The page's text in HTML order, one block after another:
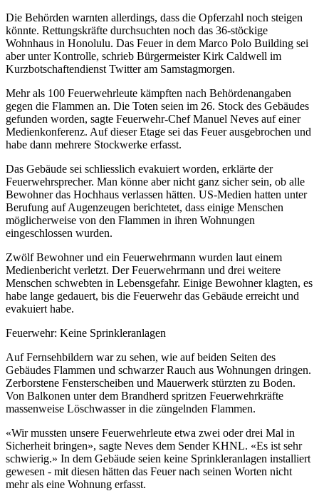
Die Behörden warnten allerdings, dass die Opferzahl noch steigen
könnte. Rettungskräfte durchsuchten noch das 36-stöckige
Wohnhaus in Honolulu. Das Feuer in dem Marco Polo Building sei
aber unter Kontrolle, schrieb Bürgermeister Kirk Caldwell im
Kurzbotschaftendienst Twitter am Samstagmorgen.
Mehr als 100 Feuerwehrleute kämpften nach Behördenangaben
gegen die Flammen an. Die Toten seien im 26. Stock des Gebäudes
gefunden worden, sagte Feuerwehr-Chef Manuel Neves auf einer
Medienkonferenz. Auf dieser Etage sei das Feuer ausgebrochen und
habe dann mehrere Stockwerke erfasst.
Das Gebäude sei schliesslich evakuiert worden, erklärte der
Feuerwehrsprecher. Man könne aber nicht ganz sicher sein, ob alle
Bewohner das Hochhaus verlassen hätten. US-Medien hatten unter
Berufung auf Augenzeugen berichtetet, dass einige Menschen
möglicherweise von den Flammen in ihren Wohnungen
eingeschlossen wurden.
Zwölf Bewohner und ein Feuerwehrmann wurden laut einem
Medienbericht verletzt. Der Feuerwehrmann und drei weitere
Menschen schwebten in Lebensgefahr. Einige Bewohner klagten, es
habe lange gedauert, bis die Feuerwehr das Gebäude erreicht und
evakuiert habe.
Feuerwehr: Keine Sprinkleranlagen
Auf Fernsehbildern war zu sehen, wie auf beiden Seiten des
Gebäudes Flammen und schwarzer Rauch aus Wohnungen dringen.
Zerborstene Fensterscheiben und Mauerwerk stürzten zu Boden.
Von Balkonen unter dem Brandherd spritzen Feuerwehrkräfte
massenweise Löschwasser in die züngelnden Flammen.
«Wir mussten unsere Feuerwehrleute etwa zwei oder drei Mal in
Sicherheit bringen», sagte Neves dem Sender KHNL. «Es ist sehr
schwierig.» In dem Gebäude seien keine Sprinkleranlagen installiert
gewesen - mit diesen hätten das Feuer nach seinen Worten nicht
mehr als eine Wohnung erfasst.